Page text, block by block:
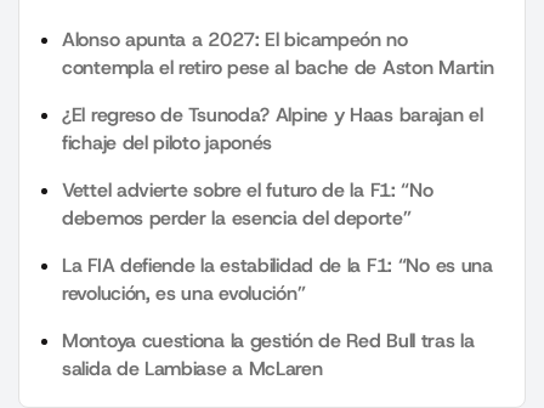
Alonso apunta a 2027: El bicampeón no
contempla el retiro pese al bache de Aston Martin
¿El regreso de Tsunoda? Alpine y Haas barajan el
fichaje del piloto japonés
Vettel advierte sobre el futuro de la F1: “No
debemos perder la esencia del deporte”
La FIA defiende la estabilidad de la F1: “No es una
revolución, es una evolución”
Montoya cuestiona la gestión de Red Bull tras la
salida de Lambiase a McLaren